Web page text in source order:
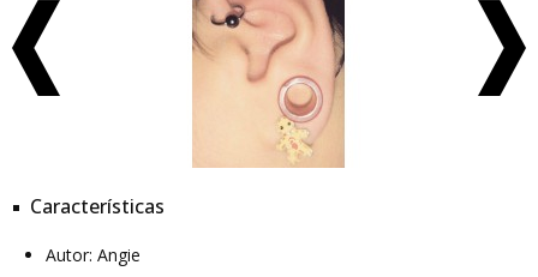
Características
Autor: Angie